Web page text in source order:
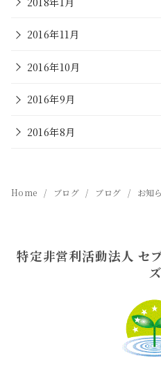
2016年11月
2016年10月
2016年9月
2016年8月
Home ブログ ブログ お知
特定非営利活動法人 セ
ズ